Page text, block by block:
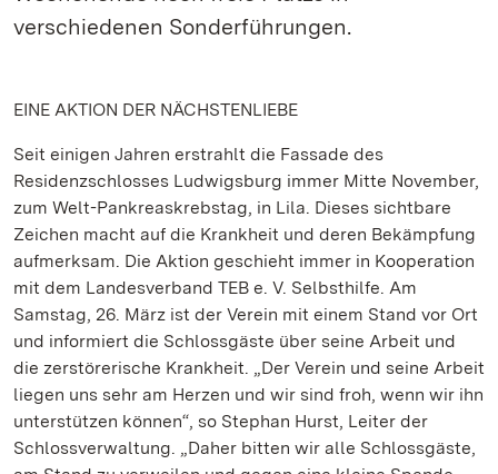
verschiedenen Sonderführungen.
EINE AKTION DER NÄCHSTENLIEBE
Seit einigen Jahren erstrahlt die Fassade des
Residenzschlosses Ludwigsburg immer Mitte November,
zum Welt-Pankreaskrebstag, in Lila. Dieses sichtbare
Zeichen macht auf die Krankheit und deren Bekämpfung
aufmerksam. Die Aktion geschieht immer in Kooperation
mit dem Landesverband TEB e. V. Selbsthilfe. Am
Samstag, 26. März ist der Verein mit einem Stand vor Ort
und informiert die Schlossgäste über seine Arbeit und
die zerstörerische Krankheit. „Der Verein und seine Arbeit
liegen uns sehr am Herzen und wir sind froh, wenn wir ihn
unterstützen können“, so Stephan Hurst, Leiter der
Schlossverwaltung. „Daher bitten wir alle Schlossgäste,